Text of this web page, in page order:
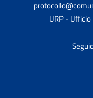
URP -